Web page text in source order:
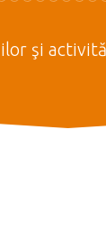
şi